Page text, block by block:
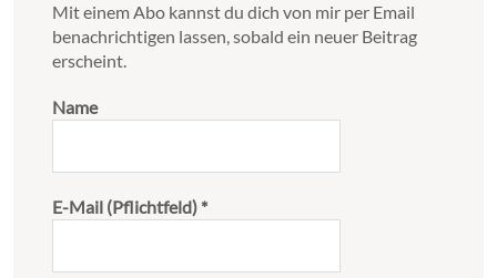
Mit einem Abo kannst du dich von mir per Email
benachrichtigen lassen, sobald ein neuer Beitrag
erscheint.
Name
E-Mail (Pflichtfeld) *